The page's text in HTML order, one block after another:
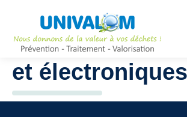
2 Déchets
et électroniques